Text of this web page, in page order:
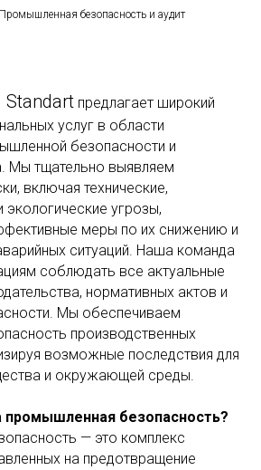
Промышленная безопасность и аудит
Standart предлагает широкий
услуг в области
безопасности и
Мы тщательно выявляем
включая технические,
экологические угрозы,
меры по их снижению и
ситуаций. Наша команда
соблюдать все актуальные
нормативных актов и
Мы обеспечиваем
производственных
возможные последствия для
и окружающей среды.
промышленная безопасность?
— это комплекс
на предотвращение